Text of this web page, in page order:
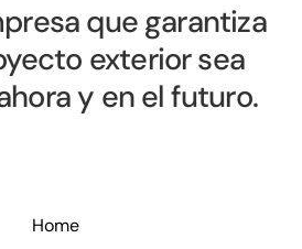
que garantiza
exterior sea
y en el futuro.
Home